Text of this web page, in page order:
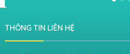
THÔNG TIN LIÊN HỆ